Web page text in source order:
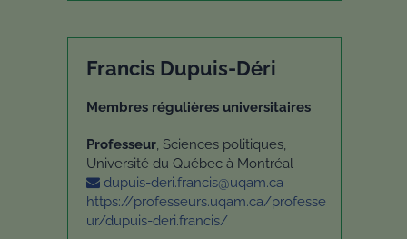
Francis Dupuis-Déri
Membres régulières universitaires
Professeur, Sciences politiques,
Université du Québec à Montréal
dupuis-deri.francis@uqam.ca
https://professeurs.uqam.ca/professe
ur/dupuis-deri.francis/